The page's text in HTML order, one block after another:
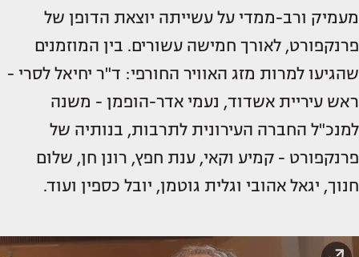
מעמיק ורב-ממדי על עשייתה יוצאת הדופן של
פרנקפורט, לאורך חמישה עשורים. בין המוזמנים
שהגיעו למרות מזג האוויר החורפי: ד"ר יחיאל לסרי -
ראש עיריית אשדוד, נעמי אדר-הופמן - משנה
למנכ"ל החברה העירונית לתרבות, בנותיה של
פרנקפורט - קמיע וקאי, ענת חפץ, רונן חן, שלום
חנוך, יגאל אהובי וגלית גוטמן, יובל כספין ועוד.